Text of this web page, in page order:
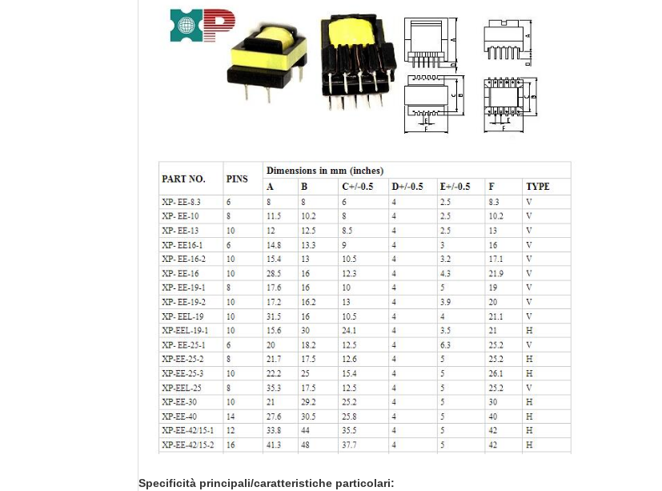
Specificità principali/caratteristiche particolari: